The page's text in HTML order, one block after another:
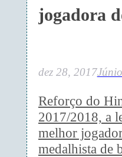
jogadora
dez 28, 2017
Reforço do
2017/2018, a
melhor
medalhista de